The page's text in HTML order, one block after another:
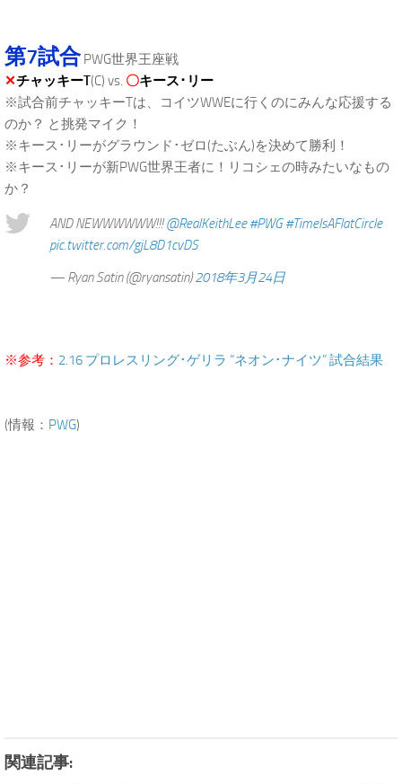
第7試合PWG世界王座戦
✕チャッキーT(C) vs. 〇キース･リー
※試合前チャッキーTは、コイツWWEに行くのにみんな応援する
のか？ と挑発マイク！
※キース･リーがグラウンド･ゼロ(たぶん)を決めて勝利！
※キース･リーが新PWG世界王者に！リコシェの時みたいなもの
か？
AND NEWWWWWW!!!@RealKeithLee #PWG #TimeIsAFlatCircle
pic.twitter.com/gjL8D1cvDS
— Ryan Satin (@ryansatin)2018年3月24日
※参考： 2.16 プロレスリング･ゲリラ “ネオン･ナイツ” 試合結果
(情報： PWG)
関連記事: